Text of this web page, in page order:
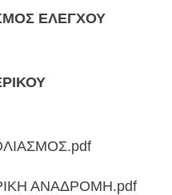
ΕΛΕΓΧΟΥ
ΑΝΑΔΡΟΜΗ.pdf